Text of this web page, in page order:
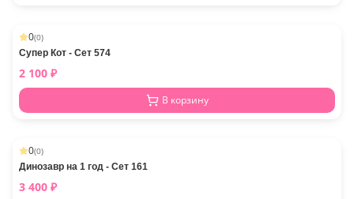
0(0)
Супер Кот - Сет 574
2 100 ₽
В корзину
0(0)
Динозавр на 1 год - Сет 161
3 400 ₽